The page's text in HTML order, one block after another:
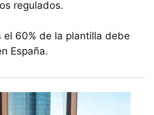
regulados.
el 60% de la plantilla debe
España.